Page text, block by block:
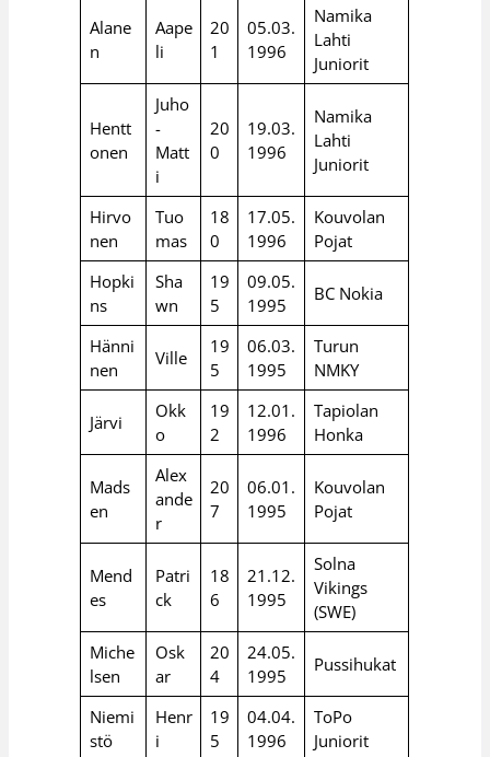
Alane
n
Aape
li
20
1
05.03.
1996
Namika
Lahti
Juniorit
Hentt
onen
Juho
-
Matt
i
20
0
19.03.
1996
Namika
Lahti
Juniorit
Hirvo
nen
Tuo
mas
18
0
17.05.
1996
Kouvolan
Pojat
Hopki
ns
Sha
wn
19
5
09.05.
1995
BC Nokia
Hänni
nen
Ville
19
5
06.03.
1995
Turun
NMKY
Järvi
Okk
o
19
2
12.01.
1996
Tapiolan
Honka
Mads
en
Alex
ande
r
20
7
06.01.
1995
Kouvolan
Pojat
Mend
es
Patri
ck
18
6
21.12.
1995
Solna
Vikings
(SWE)
Miche
lsen
Osk
ar
20
4
24.05.
1995
Pussihukat
Niemi
stö
Henr
i
19
5
04.04.
1996
ToPo
Juniorit